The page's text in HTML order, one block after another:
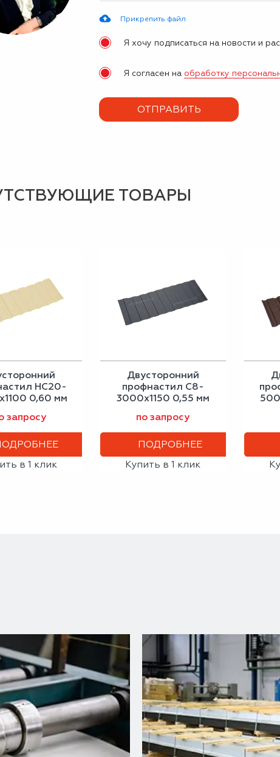
Прикрепить файл
Я хочу подписаться на новости и
Я согласен на обработку
ТОВАРЫ
НС20-
0,60 мм
запросу
в 1 клик
Двусторонний
профнастил С8-
3000х1150 0,55 мм
по запросу
ПОДРОБНЕЕ
Купить в 1 клик